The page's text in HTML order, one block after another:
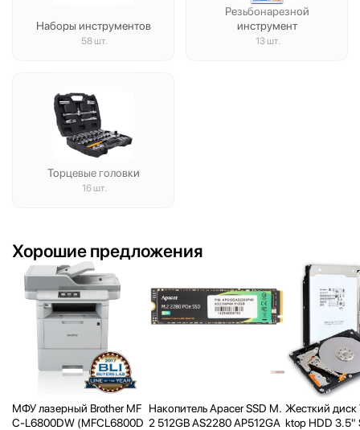
Наборы инструментов
58 шт.
Резьбонарезной
инструмент
13 шт.
Торцевые головки
16 шт.
Хорошие предложения
МФУ лазерный Brother MF
C-L6800DW (MFCL6800D
Накопитель Apacer SSD M.
2 512GB AS2280 AP512GA
Жесткий диск
ktop HDD 3.5"